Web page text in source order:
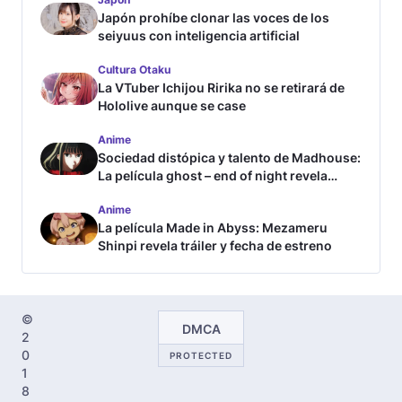
Japón prohíbe clonar las voces de los
seiyuus con inteligencia artificial
Cultura Otaku
La VTuber Ichijou Ririka no se retirará de
Hololive aunque se case
Anime
Sociedad distópica y talento de Madhouse:
La película ghost – end of night revela
Anime
La película Made in Abyss: Mezameru
Shinpi revela tráiler y fecha de estreno
©
2
0
1
8
DMCA
PROTECTED